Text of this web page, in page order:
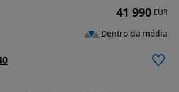
41 990 EUR
Dentro da média